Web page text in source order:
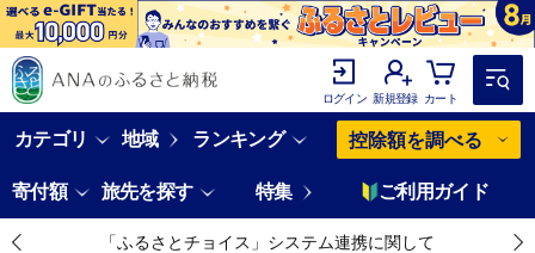
ログイン 新規登録 カート
カテゴリ 地域 ランキング 控除額を調べる
寄付額 旅先を探す 特集 ご利用ガイド
「ふるさとチョイス」システム連携に関して